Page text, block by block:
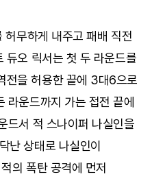
허무하게 내주고 패배 직전
듀오 릭서는 첫 두 라운드를
전을 허용한 끝에 3대6으로
라운드까지 가는 접전 끝에
드서 적 스나이퍼 나실인을
난 상태로 나실인이
의 폭탄 공격에 먼저